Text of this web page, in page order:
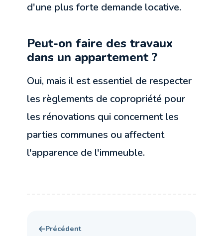
d'une plus forte demande locative.
Peut-on faire des travaux
dans un appartement ?
Oui, mais il est essentiel de respecter
les règlements de copropriété pour
les rénovations qui concernent les
parties communes ou affectent
l'apparence de l'immeuble.
Précédent